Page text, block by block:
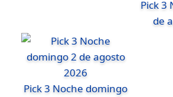
Pick 3
de
Pick 3 Noche domingo